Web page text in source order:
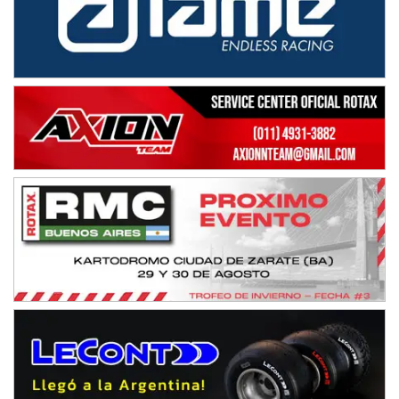
08/09-AGO
IAME SERIES ARGENTINA 6
KDO - F6
Ciudad de Trenque Lauquen (Asfalto)
Trenque Lauquen (Buenos Aires)
ENTRERRIANO - F6 (POSTERGADA)
Parque de la Velocidad (Asfalto)
Villaguay (Entre Ríos)
VICTORIENSE - F7
El Cerro (Tierra)
PATAGONICO - F6
Gral. E. Godoy (Río Negro)
CSK - F7